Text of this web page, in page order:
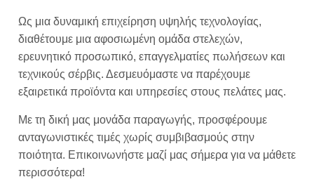
Ως μια δυναμική επιχείρηση υψηλής τεχνολογίας,
διαθέτουμε μια αφοσιωμένη ομάδα στελεχών,
ερευνητικό προσωπικό, επαγγελματίες πωλήσεων και
τεχνικούς σέρβις. Δεσμευόμαστε να παρέχουμε
εξαιρετικά προϊόντα και υπηρεσίες στους πελάτες μας.
Με τη δική μας μονάδα παραγωγής, προσφέρουμε
ανταγωνιστικές τιμές χωρίς συμβιβασμούς στην
ποιότητα. Επικοινωνήστε μαζί μας σήμερα για να μάθετε
περισσότερα!